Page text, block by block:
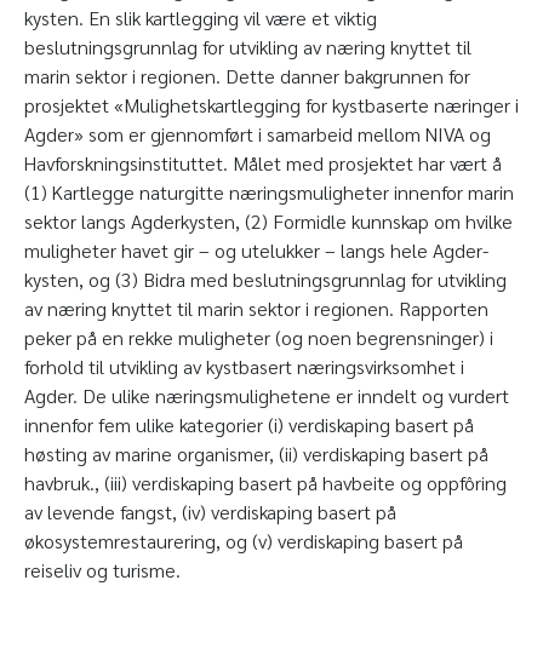
kysten. En slik kartlegging vil være et viktig
beslutningsgrunnlag for utvikling av næring knyttet til
marin sektor i regionen. Dette danner bakgrunnen for
prosjektet «Mulighetskartlegging for kystbaserte næringer i
Agder» som er gjennomført i samarbeid mellom NIVA og
Havforskningsinstituttet. Målet med prosjektet har vært å
(1) Kartlegge naturgitte næringsmuligheter innenfor marin
sektor langs Agderkysten, (2) Formidle kunnskap om hvilke
muligheter havet gir – og utelukker – langs hele Agder-
kysten, og (3) Bidra med beslutningsgrunnlag for utvikling
av næring knyttet til marin sektor i regionen. Rapporten
peker på en rekke muligheter (og noen begrensninger) i
forhold til utvikling av kystbasert næringsvirksomhet i
Agder. De ulike næringsmulighetene er inndelt og vurdert
innenfor fem ulike kategorier (i) verdiskaping basert på
høsting av marine organismer, (ii) verdiskaping basert på
havbruk., (iii) verdiskaping basert på havbeite og oppfôring
av levende fangst, (iv) verdiskaping basert på
økosystemrestaurering, og (v) verdiskaping basert på
reiseliv og turisme.